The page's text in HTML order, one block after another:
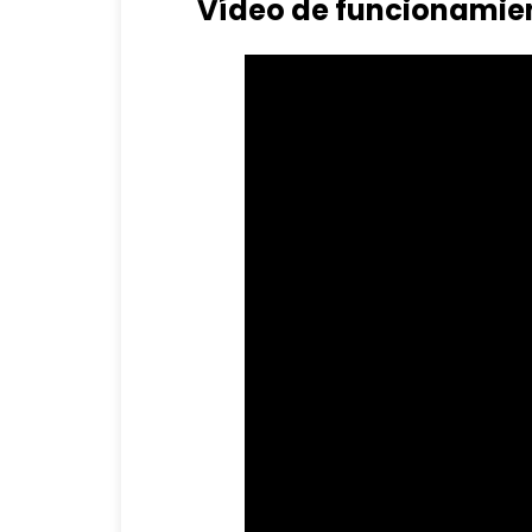
Vídeo de